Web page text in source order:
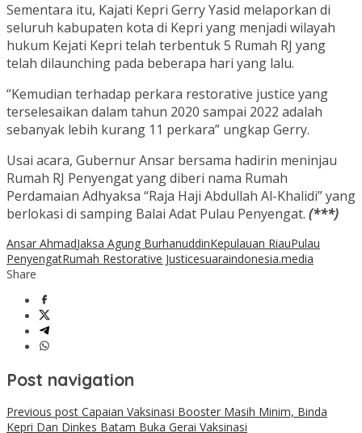
Sementara itu, Kajati Kepri Gerry Yasid melaporkan di
seluruh kabupaten kota di Kepri yang menjadi wilayah
hukum Kejati Kepri telah terbentuk 5 Rumah RJ yang
telah dilaunching pada beberapa hari yang lalu.
“Kemudian terhadap perkara restorative justice yang
terselesaikan dalam tahun 2020 sampai 2022 adalah
sebanyak lebih kurang 11 perkara” ungkap Gerry.
Usai acara, Gubernur Ansar bersama hadirin meninjau
Rumah RJ Penyengat yang diberi nama Rumah
Perdamaian Adhyaksa “Raja Haji Abdullah Al-Khalidi” yang
berlokasi di samping Balai Adat Pulau Penyengat. (***)
Ansar AhmadJaksa Agung BurhanuddinKepulauan RiauPulau
PenyengatRumah Restorative Justicesuaraindonesia.media
Share
Post navigation
Previous post Capaian Vaksinasi Booster Masih Minim, Binda
Kepri Dan Dinkes Batam Buka Gerai Vaksinasi